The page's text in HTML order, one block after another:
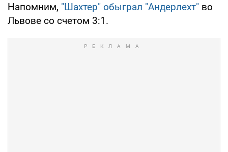
Напомним, "Шахтер" обыграл "Андерлехт" во
Львове со счетом 3:1.